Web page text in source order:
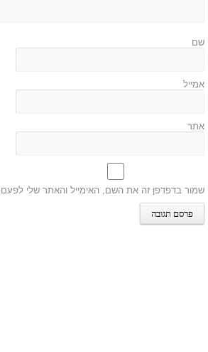
שם
אמייל
אתר
שמור בדפדפן זה את השם, האימייל והאתר שלי